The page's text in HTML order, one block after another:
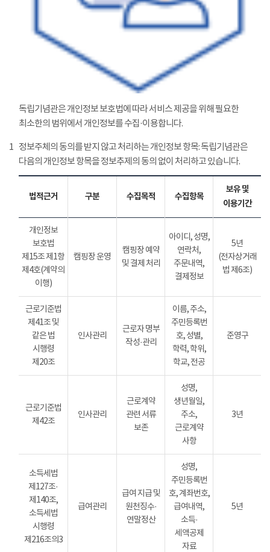
독립기념관은 개인정보 보호법에 따라 서비스 제공을 위해 필요한
최소한의 범위에서 개인정보를 수집·이용합니다.
1 정보주체의 동의를 받지 않고 처리하는 개인정보 항목: 독립기념관은
다음의 개인정보 항목을 정보추제의 동의 없이 처리하고 있습니다.
법적근거 구분 수집목적 수집항목
보유 및
이용기간
개인정보
보호법
제15조 제1항
제4호(계약의
이행)
캠핑장 운영
캠핑장 예약
및 결제 처리
아이디, 성명,
연락처,
주문내역,
결제정보
5년
(전자상거래
법 제6조)
근로기준법
제41조 및
같은 법
시행령
제20조
인사관리
근로자 명부
작성·관리
이름, 주소,
주민등록번
호, 성별,
학력, 학위,
학교, 전공
준영구
근로기준법
제42조
인사관리
근로계약
관련 서류
보존
성명,
생년월일,
주소,
근로계약
사항
3년
소득세법
제127조·
제140조,
소득세법
시행령
제216조의3
급여관리
급여 지급 및
원천징수·
연말정산
성명,
주민등록번
호, 계좌번호,
급여내역,
소득·
세액공제
자료
5년